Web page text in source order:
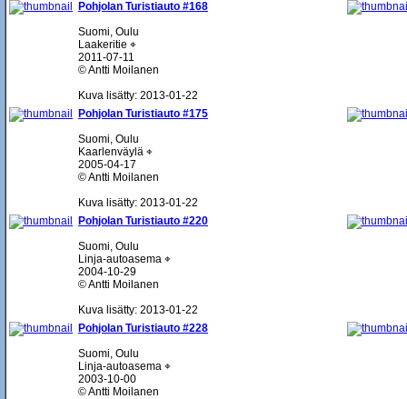
Pohjolan Turistiauto #168
Suomi, Oulu
Laakeritie ⌖
2011-07-11
© Antti Moilanen
Kuva lisätty: 2013-01-22
Pohjolan Turistiauto #175
Suomi, Oulu
Kaarlenväylä ⌖
2005-04-17
© Antti Moilanen
Kuva lisätty: 2013-01-22
Pohjolan Turistiauto #220
Suomi, Oulu
Linja-autoasema ⌖
2004-10-29
© Antti Moilanen
Kuva lisätty: 2013-01-22
Pohjolan Turistiauto #228
Suomi, Oulu
Linja-autoasema ⌖
2003-10-00
© Antti Moilanen